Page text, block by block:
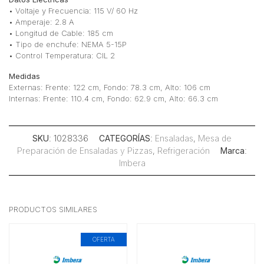
• Voltaje y Frecuencia: 115 V/ 60 Hz
• Amperaje: 2.8 A
• Longitud de Cable: 185 cm
• Tipo de enchufe: NEMA 5-15P
• Control Temperatura: CIL 2
Medidas
Externas: Frente: 122 cm, Fondo: 78.3 cm, Alto: 106 cm
Internas: Frente: 110.4 cm, Fondo: 62.9 cm, Alto: 66.3 cm
SKU: 1028336 CATEGORÍAS: Ensaladas, Mesa de
Preparación de Ensaladas y Pizzas, Refrigeración Marca:
Imbera
PRODUCTOS SIMILARES
OFERTA